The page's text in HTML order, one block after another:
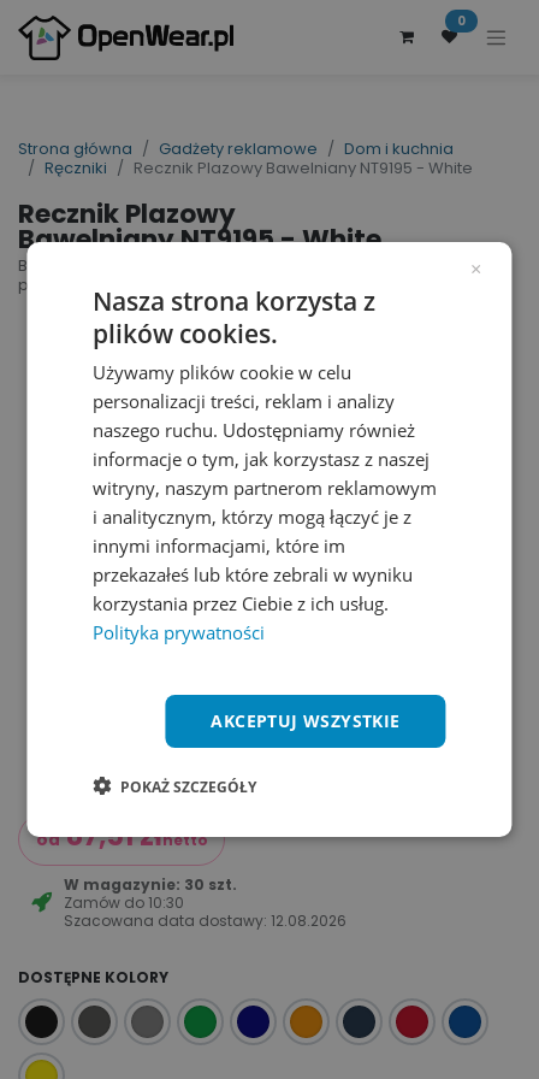
0
Strona główna Gadżety reklamowe
Dom i kuchnia
Ręczniki
Recznik Plazowy Bawelniany NT9195 - White
Recznik Plazowy
Bawelniany NT9195 - White
Beach Towel | nr art.: NT9195 | nr art.
producenta: 9195
od 87,51złnetto
W magazynie: 30 szt.
Zamów do 10:30
Szacowana data dostawy: 12.08.2026
DOSTĘPNE KOLORY
×
Nasza strona korzysta z
plików cookies.
Używamy plików cookie w celu
personalizacji treści, reklam i analizy
naszego ruchu. Udostępniamy również
informacje o tym, jak korzystasz z naszej
witryny, naszym partnerom reklamowym
i analitycznym, którzy mogą łączyć je z
innymi informacjami, które im
przekazałeś lub które zebrali w wyniku
korzystania przez Ciebie z ich usług.
Polityka prywatności
AKCEPTUJ WSZYSTKIE
POKAŻ SZCZEGÓŁY